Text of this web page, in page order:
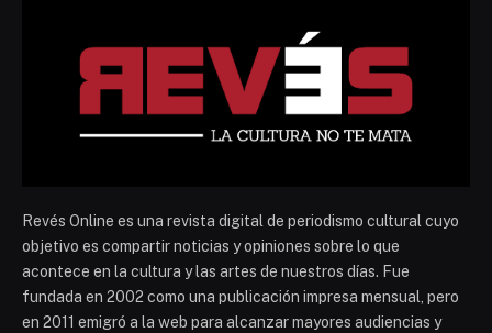
Revés Online es una revista digital de periodismo cultural cuyo
objetivo es compartir noticias y opiniones sobre lo que
acontece en la cultura y las artes de nuestros días. Fue
fundada en 2002 como una publicación impresa mensual, pero
en 2011 emigró a la web para alcanzar mayores audiencias y